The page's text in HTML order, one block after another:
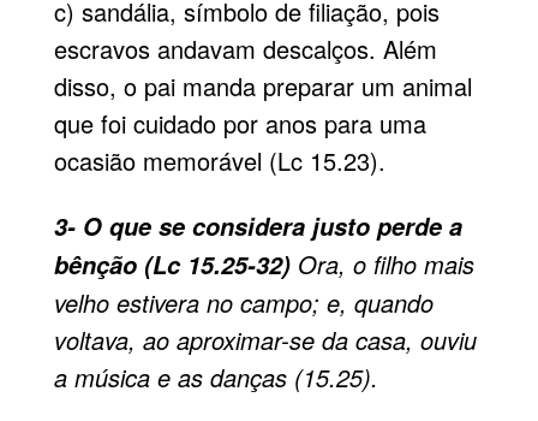
c) sandália, símbolo de filiação, pois
escravos andavam descalços. Além
disso, o pai manda preparar um animal
que foi cuidado por anos para uma
ocasião memorável (Lc 15.23).
3- O que se considera justo perde a
bênção (Lc 15.25-32)Ora, o filho mais
velho estivera no campo; e, quando
voltava, ao aproximar-se da casa, ouviu
a música e as danças (15.25).